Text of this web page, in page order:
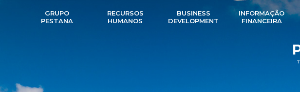
GRUPO
PESTANA
RECURSOS
HUMANOS
BUSINESS
DEVELOPMENT
INFORMAÇÃO
FINANCEIRA